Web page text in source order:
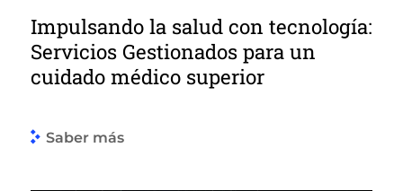
Impulsando la salud con tecnología:
Servicios Gestionados para un
cuidado médico superior
Saber más